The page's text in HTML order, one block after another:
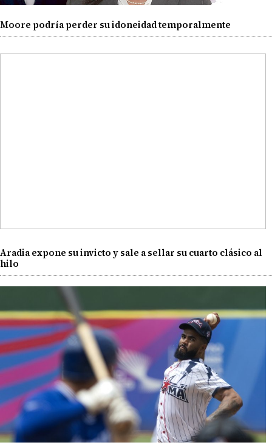
Moore podría perder su idoneidad temporalmente
Aradia expone su invicto y sale a sellar su cuarto clásico al
hilo